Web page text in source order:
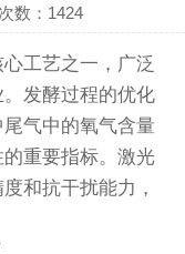
数： 1424
工艺之一，广泛
发酵过程的优化
气中的氧气含量
重要指标。激光
和抗干扰能力，